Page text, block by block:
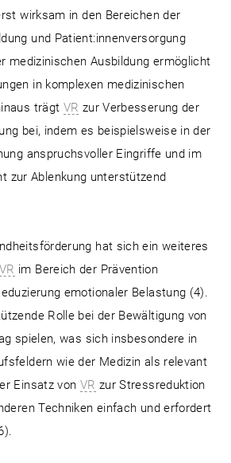
wirksam in den Bereichen der
und Patient:innenversorgung
medizinischen Ausbildung ermöglicht
in komplexen medizinischen
trägt VR zur Verbesserung der
bei, indem es beispielsweise in der
anspruchsvoller Eingriffe und im
zur Ablenkung unterstützend
hat sich ein weiteres
VR im Bereich der Prävention
emotionaler Belastung (4).
Rolle bei der Bewältigung von
spielen, was sich insbesondere in
wie der Medizin als relevant
Einsatz von VR zur Stressreduktion
Techniken einfach und erfordert